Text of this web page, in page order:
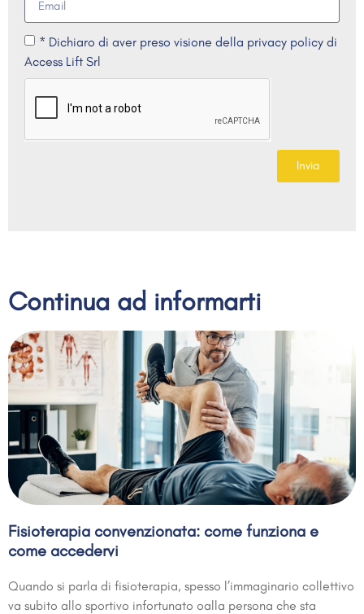
* Dichiaro di aver preso visione della privacy policy di
Access Lift Srl
Invia
Continua ad informarti
Fisioterapia convenzionata: come funziona e
come accedervi
Quando si parla di fisioterapia, spesso l’immaginario collettivo
va subito allo sportivo infortunato oalla persona che sta